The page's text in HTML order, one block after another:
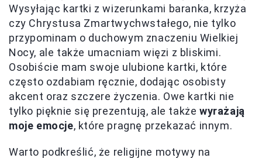
Wysyłając kartki z wizerunkami baranka, krzyża
czy Chrystusa Zmartwychwstałego, nie tylko
przypominam o duchowym znaczeniu Wielkiej
Nocy, ale także umacniam więzi z bliskimi.
Osobiście mam swoje ulubione kartki, które
często ozdabiam ręcznie, dodając osobisty
akcent oraz szczere życzenia. Owe kartki nie
tylko pięknie się prezentują, ale takżewyrażają
moje emocje, które pragnę przekazać innym.
Warto podkreślić, że religijne motywy na